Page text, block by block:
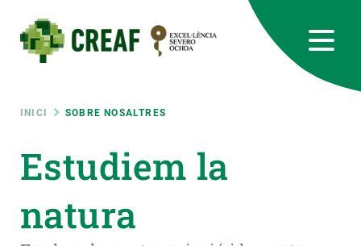
contingut
Fil
d'ariadna
INICI SOBRE NOSALTRES
Estudiem la
natura
RRSS
Featured
responsive
INTRANET